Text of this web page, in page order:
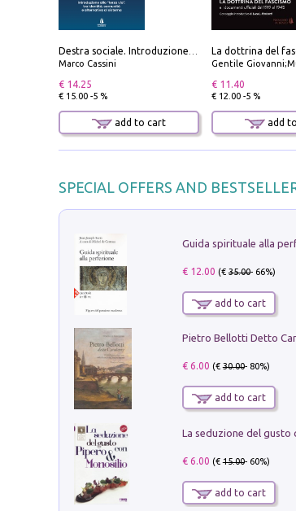
Destra sociale. Introduzione alla «terza via», tra identità, comunità e alternativa al sistema
Marco Cassini
€ 14.25
€ 15.00 -5 %
add to cart
Gentile
€ 11.40
€ 12.00 -5 %
add
SPECIAL OFFERS AND
Guida spirituale alla
€ 12.00 (€35.00- 66%)
add to cart
€ 6.00 (€30.00- 80%)
add to cart
€ 6.00 (€15.00- 60%)
add to cart